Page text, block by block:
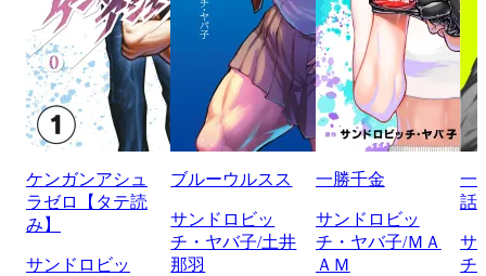
ケンガンアシュ
ラゼロ【タテ読
み】
サンドロビッ
ブルーウルスス
サンドロビッ
チ・ヤバ子/土井
那羽
一勝千金
サンドロビッ
チ・ヤバ子/ＭＡ
ＡＭ
一
話
サ
チ